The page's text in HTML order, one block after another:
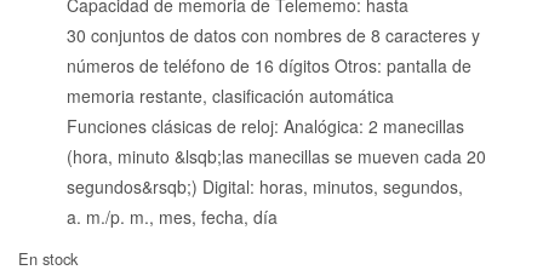
Capacidad de memoria de Telememo: hasta
30 conjuntos de datos con nombres de 8 caracteres y
números de teléfono de 16 dígitos Otros: pantalla de
memoria restante, clasificación automática
Funciones clásicas de reloj: Analógica: 2 manecillas
(hora, minuto &lsqb;las manecillas se mueven cada 20
segundos&rsqb;) Digital: horas, minutos, segundos,
a. m./p. m., mes, fecha, día
En stock